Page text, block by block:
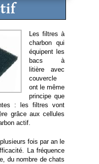
Les filtres à
charbon qui
équipent les
bacs à
litière avec
couvercle
ont le même
principe que
: les filtres vont
grâce aux cellules
actif.
fois par an le
La fréquence
du nombre de chats